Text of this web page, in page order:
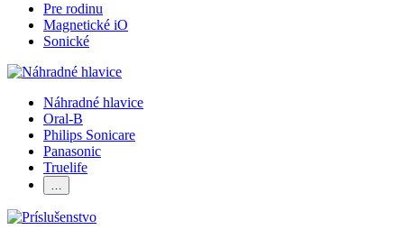
Pre rodinu
Magnetické iO
Sonické
Náhradné hlavice
Oral-B
Philips Sonicare
Panasonic
Truelife
…